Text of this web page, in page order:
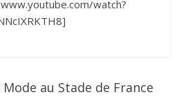
watch?
Mode au Stade de France